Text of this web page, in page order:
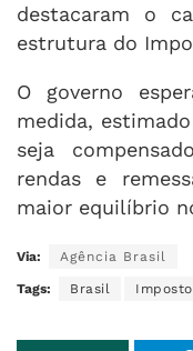
destacaram o
estrutura do
O governo
medida,
seja
rendas e
maior equilíbrio
Via: Agência Brasil
Tags: Brasil